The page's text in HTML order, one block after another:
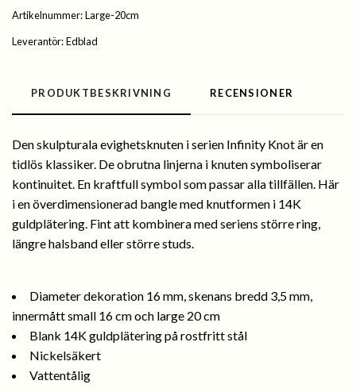
Artikelnummer:Large-20cm
Leverantör:Edblad
PRODUKTBESKRIVNING RECENSIONER
Den skulpturala evighetsknuten i serien Infinity Knot är en
tidlös klassiker. De obrutna linjerna i knuten symboliserar
kontinuitet. En kraftfull symbol som passar alla tillfällen. Här
i en överdimensionerad bangle med knutformen i 14K
guldplätering. Fint att kombinera med seriens större ring,
längre halsband eller större studs.
Diameter dekoration 16 mm, skenans bredd 3,5 mm,
innermått small 16 cm och large 20 cm
Blank 14K guldplätering på rostfritt stål
Nickelsäkert
Vattentålig